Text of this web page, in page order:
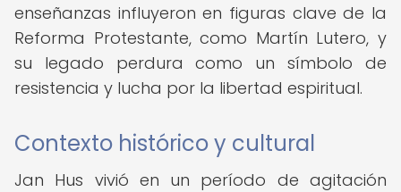
enseñanzas influyeron en figuras clave de la
Reforma Protestante, como Martín Lutero, y
su legado perdura como un símbolo de
resistencia y lucha por la libertad espiritual.
Contexto histórico y cultural
Jan Hus vivió en un período de agitación